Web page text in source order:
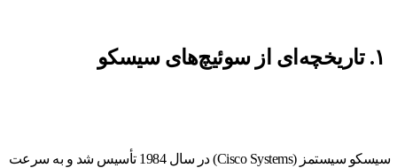
سیسکو سیستمز (Cisco Systems) در سال 1984 تأسیس شد و به سرعت